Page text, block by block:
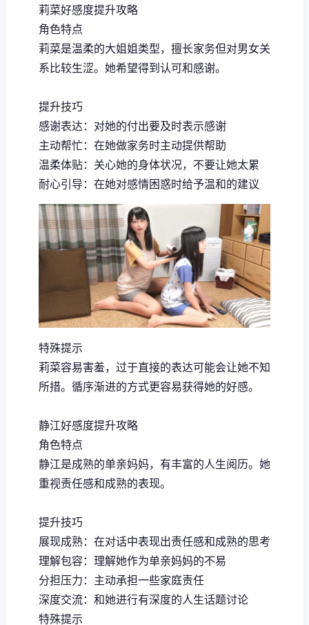
莉菜好感度提升攻略
角色特点
莉菜是温柔的大姐姐类型，擅长家务但对男女关
系比较生涩。她希望得到认可和感谢。
提升技巧
感谢表达：对她的付出要及时表示感谢
主动帮忙：在她做家务时主动提供帮助
温柔体贴：关心她的身体状况，不要让她太累
耐心引导：在她对感情困惑时给予温和的建议
特殊提示
莉菜容易害羞，过于直接的表达可能会让她不知
所措。循序渐进的方式更容易获得她的好感。
静江好感度提升攻略
角色特点
静江是成熟的单亲妈妈，有丰富的人生阅历。她
重视责任感和成熟的表现。
提升技巧
展现成熟：在对话中表现出责任感和成熟的思考
理解包容：理解她作为单亲妈妈的不易
分担压力：主动承担一些家庭责任
深度交流：和她进行有深度的人生话题讨论
特殊提示